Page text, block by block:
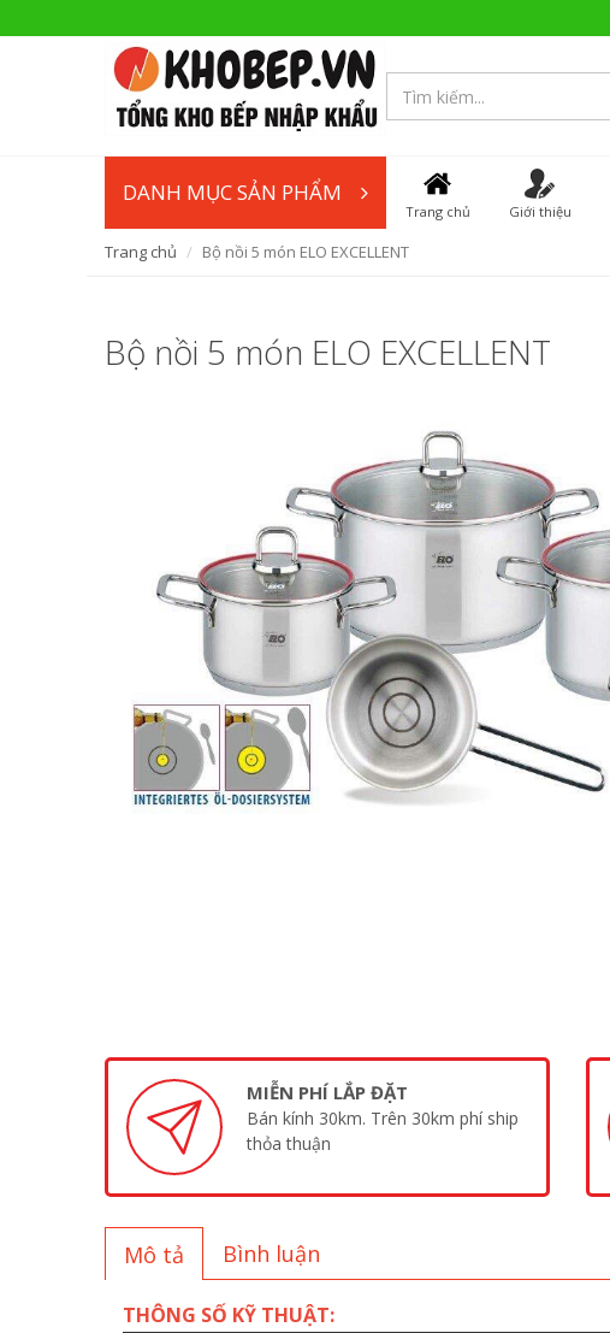
DANH MỤC SẢN PHẨM
Trang chủ Giới thiệu
Trang chủ Bộ nồi 5 món ELO EXCELLENT
Bộ nồi 5 món ELO EXCELLENT
MIỄN PHÍ LẮP ĐẶT
Bán kính 30km. Trên 30km phí ship
thỏa thuận
Mô tả Bình luận
THÔNG SỐ KỸ THUẬT: